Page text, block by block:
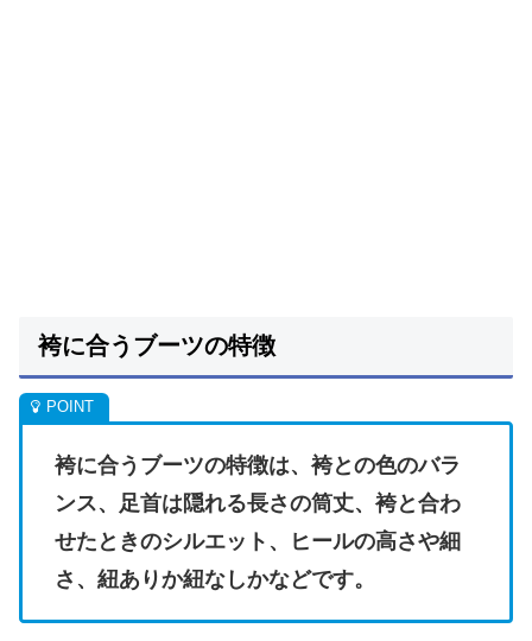
袴に合うブーツの特徴
袴に合うブーツの特徴は、袴との色のバラ
ンス、足首は隠れる長さの筒丈、袴と合わ
せたときのシルエット、ヒールの高さや細
さ、紐ありか紐なしかなどです。